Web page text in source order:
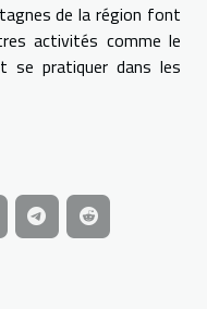
de la région font
activités comme le
se pratiquer dans les